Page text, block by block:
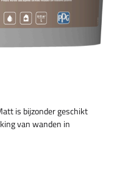
is bijzonder geschikt
van wanden in